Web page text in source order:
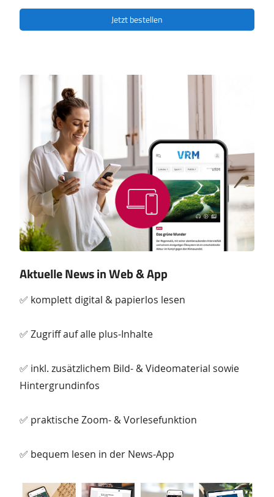
Jetzt bestellen
Bereich
Aktuelle News in Web & App
✅ komplett digital & papierlos lesen
✅ Zugriff auf alle plus-Inhalte
✅ inkl. zusätzlichem Bild- & Videomaterial sowie
Hintergrundinfos
✅ praktische Zoom- & Vorlesefunktion
✅ bequem lesen in der News-App